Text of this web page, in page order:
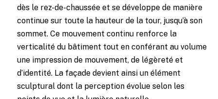
dès le rez-de-chaussée et se développe de manière
continue sur toute la hauteur de la tour, jusqu’à son
sommet. Ce mouvement continu renforce la
verticalité du bâtiment tout en conférant au volume
une impression de mouvement, de légèreté et
d’identité. La façade devient ainsi un élément
sculptural dont la perception évolue selon les